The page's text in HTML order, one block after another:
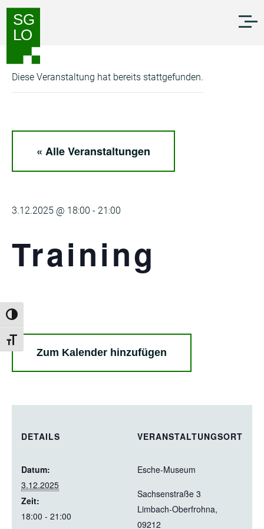
Zum
Inhalt
springen
Zur
Navigation
springen
Umschalten auf hohe Kontraste
Schrift vergrößern
« Alle Veranstaltungen
Diese Veranstaltung hat bereits stattgefunden.
Training
3.12.2025 @ 18:00 - 21:00
Zum Kalender hinzufügen
DETAILS
Datum:
3.12.2025
Zeit:
18:00 - 21:00
VERANSTALTUNGSORT
Esche-Museum
Sachsenstraße 3
Limbach-Oberfrohna,
09212